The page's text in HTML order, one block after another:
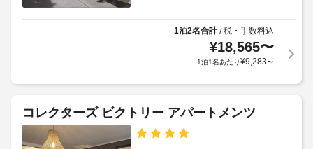
1泊2名合計/税・手数料込
¥18,565〜
1泊1名あたり¥9,283〜
コレクターズ ビクトリー アパートメンツ